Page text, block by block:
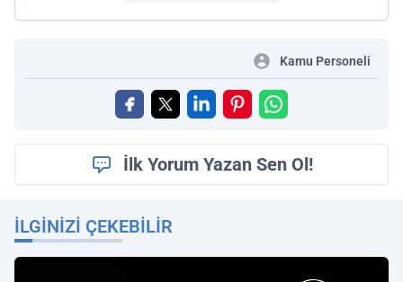
Kamu Personeli
İlk Yorum Yazan Sen Ol!
İLGINIZI ÇEKEBILIR